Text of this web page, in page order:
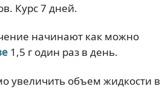
Курс 7 дней.
начинают как можно
1,5 г один раз в день.
увеличить объем жидкости в